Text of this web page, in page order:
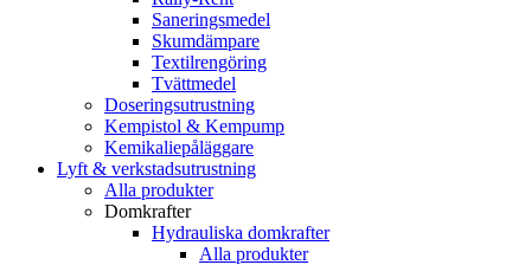
Saneringsmedel
Skumdämpare
Textilrengöring
Tvättmedel
Doseringsutrustning
Kempistol & Kempump
Kemikaliepåläggare
Lyft & verkstadsutrustning
Alla produkter
Domkrafter
Hydrauliska domkrafter
Alla produkter